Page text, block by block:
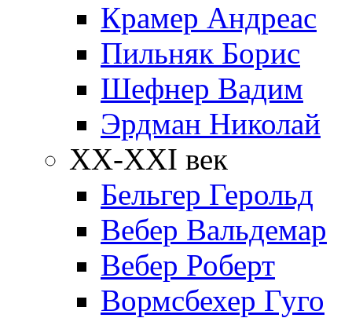
Крамер Андреас
Пильняк Борис
Шефнер Вадим
Эрдман Николай
ХХ-XXI век
Бельгер Герольд
Вебер Вальдемар
Вебер Роберт
Вормсбехер Гуго